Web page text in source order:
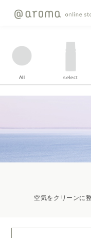
All select
空気をクリーンに